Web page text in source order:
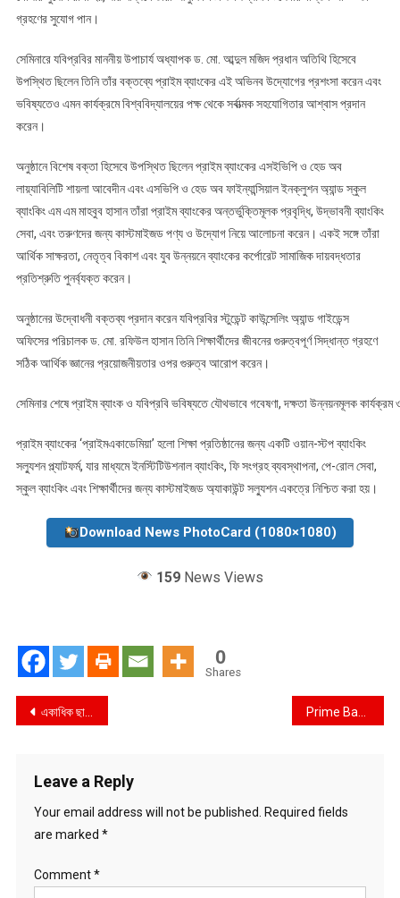
গ্রহণের সুযোগ পান।
সেমিনারে যবিপ্রবির মাননীয় উপাচার্য অধ্যাপক ড. মো. আব্দুল মজিদ প্রধান অতিথি হিসেবে
উপস্থিত ছিলেন তিনি তাঁর বক্তব্যে প্রাইম ব্যাংকের এই অভিনব উদ্যোগের প্রশংসা করেন এবং
ভবিষ্যতেও এমন কার্যক্রমে বিশ্ববিদ্যালয়ের পক্ষ থেকে সর্বাত্মক সহযোগিতার আশ্বাস প্রদান
করেন।
অনুষ্ঠানে বিশেষ বক্তা হিসেবে উপস্থিত ছিলেন প্রাইম ব্যাংকের এসইভিপি ও হেড অব
লায়্যাবিলিটি শায়লা আবেদীন এবং এসভিপি ও হেড অব ফাইন্যান্সিয়াল ইনক্লুশন অ্যান্ড স্কুল
ব্যাংকিং এম এম মাহবুব হাসান তাঁরা প্রাইম ব্যাংকের অন্তর্ভুক্তিমূলক প্রবৃদ্ধি, উদ্ভাবনী ব্যাংকিং
সেবা, এবং তরুণদের জন্য কাস্টমাইজড পণ্য ও উদ্যোগ নিয়ে আলোচনা করেন। একই সঙ্গে তাঁরা
আর্থিক সাক্ষরতা, নেতৃত্ব বিকাশ এবং যুব উন্নয়নে ব্যাংকের কর্পোরেট সামাজিক দায়বদ্ধতার
প্রতিশ্রুতি পুনর্ব্যক্ত করেন।
অনুষ্ঠানের উদ্বোধনী বক্তব্য প্রদান করেন যবিপ্রবির স্টুডেন্ট কাউন্সেলিং অ্যান্ড গাইডেন্স
অফিসের পরিচালক ড. মো. রফিউল হাসান তিনি শিক্ষার্থীদের জীবনের গুরুত্বপূর্ণ সিদ্ধান্ত গ্রহণে
সঠিক আর্থিক জ্ঞানের প্রয়োজনীয়তার ওপর গুরুত্ব আরোপ করেন।
সেমিনার শেষে প্রাইম ব্যাংক ও যবিপ্রবি ভবিষ্যতে যৌথভাবে গবেষণা, দক্ষতা উন্নয়নমূলক
প্রাইম ব্যাংকের ‘প্রাইমএকাডেমিয়া’ হলো শিক্ষা প্রতিষ্ঠানের জন্য একটি ওয়ান-স্টপ ব্যাংকিং
সল্যুশন প্ল্যাটফর্ম, যার মাধ্যমে ইনস্টিটিউশনাল ব্যাংকিং, ফি সংগ্রহ ব্যবস্থাপনা, পে-রোল সেবা,
স্কুল ব্যাংকিং এবং শিক্ষার্থীদের জন্য কাস্টমাইজড অ্যাকাউন্ট সল্যুশন একত্রে নিশ্চিত করা হয়।
Download News PhotoCard (1080×1080)
159 News Views
0
Shares
Post
একাধিক ছাত্রী ও নারীর সর্বনাশ : ঝিনাইদহে মিন্টু ও হিরনের ছত্রছায়ায় কলেজ শিক্ষক মিলন এখন ‘ধনপতি’!
Leave a Reply
Your email address will not be published.
Required fields
are marked *
Comment*